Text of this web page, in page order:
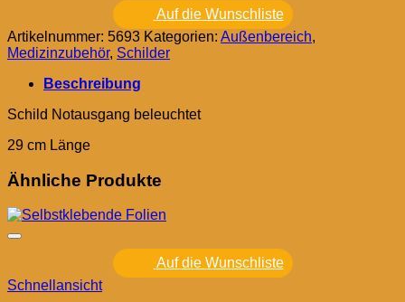
Auf die Wunschliste
Artikelnummer: 5693 Kategorien: Außenbereich,
Medizinzubehör, Schilder
Beschreibung
Schild Notausgang beleuchtet
29 cm Länge
Ähnliche Produkte
Auf die Wunschliste
Schnellansicht